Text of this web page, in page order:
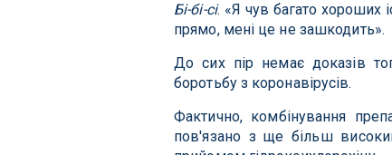
Бі-бі-сі. «Я чув багато хороших
прямо, мені це не зашкодить».
До сих пір немає доказів
боротьбу з коронавірусів.
Фактично, комбінування
пов'язано з ще більш